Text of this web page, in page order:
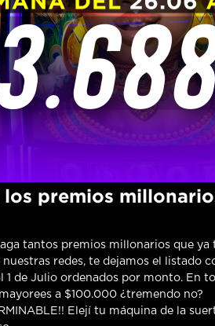
los premios
tantos premios millonarios que
redes, te dejamos el listado
1 de Julio ordenados por monto. En
a $100.000 ¿tremendo no?
Elejí tu máquina de la